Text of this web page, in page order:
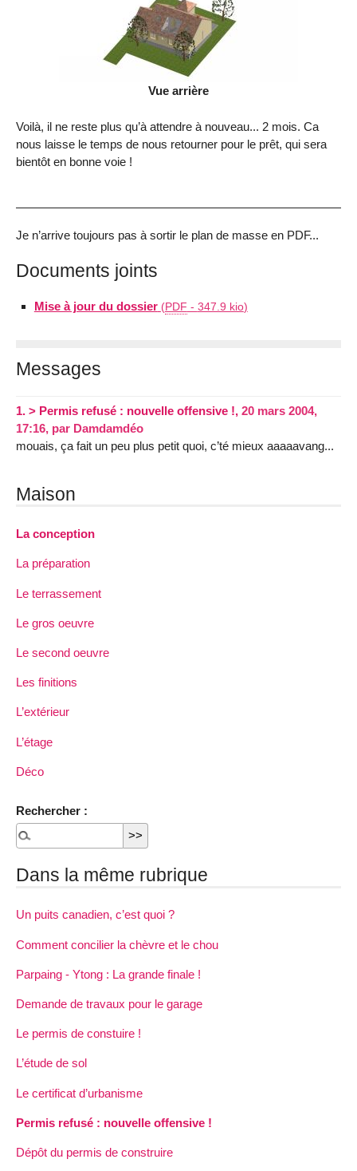
Vue arrière
Voilà, il ne reste plus qu’à attendre à nouveau... 2 mois. Ca
nous laisse le temps de nous retourner pour le prêt, qui sera
bientôt en bonne voie !
Je n’arrive toujours pas à sortir le plan de masse en PDF...
Documents joints
Mise à jour du dossier (PDF - 347.9 kio)
Messages
1. > Permis refusé : nouvelle offensive !, 20 mars 2004,
17:16, par Damdamdéo
mouais, ça fait un peu plus petit quoi, c’té mieux aaaaavang...
Maison
La conception
La préparation
Le terrassement
Le gros oeuvre
Le second oeuvre
Les finitions
L’extérieur
L’étage
Déco
Rechercher :
Dans la même rubrique
Un puits canadien, c’est quoi ?
Comment concilier la chèvre et le chou
Parpaing - Ytong : La grande finale !
Demande de travaux pour le garage
Le permis de constuire !
L’étude de sol
Le certificat d’urbanisme
Permis refusé : nouvelle offensive !
Dépôt du permis de construire